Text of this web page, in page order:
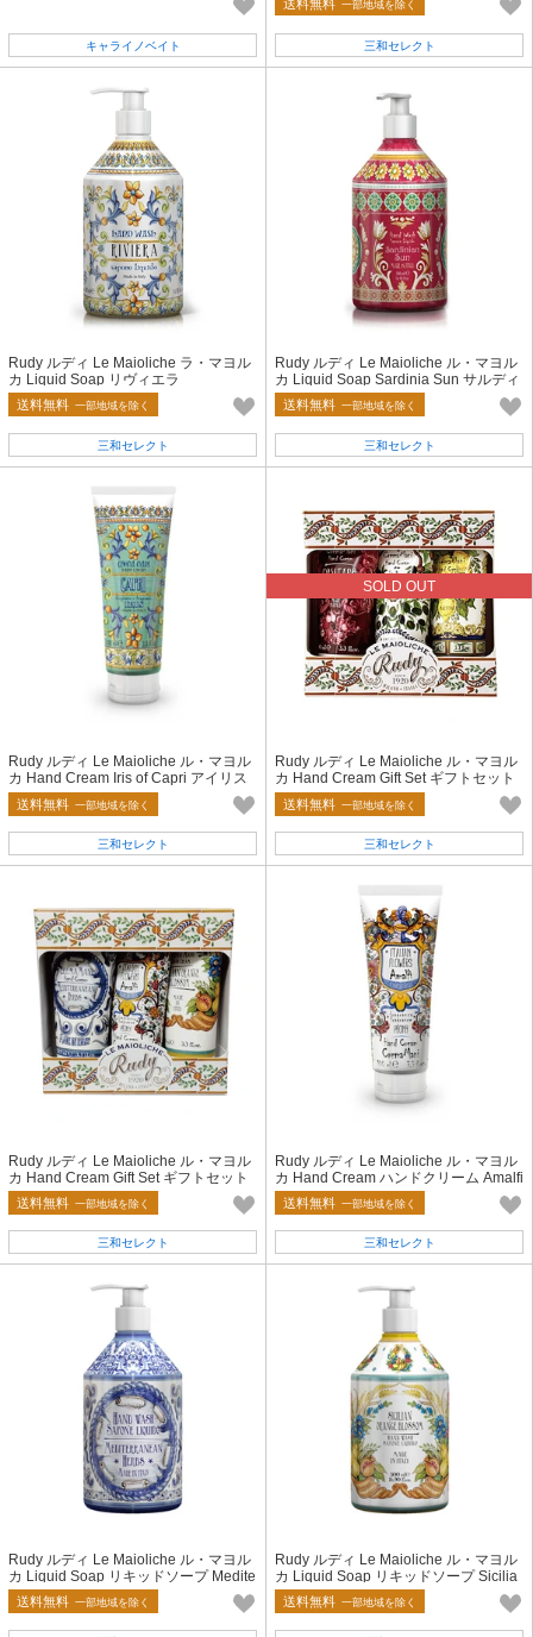
キャライノベイト
送料無料 一部地域を除く
三和セレクト
Rudy ルディ Le Maioliche ラ・マヨル
カ Liquid Soap リヴィエラ
送料無料 一部地域を除く
三和セレクト
Rudy ルディ Le Maioliche ル・マヨル
カ Liquid Soap Sardinia Sun サルディ
ーニャサン
送料無料 一部地域を除く
三和セレクト
Rudy ルディ Le Maioliche ル・マヨル
カ Hand Cream Iris of Capri アイリス
オブカプリ
送料無料 一部地域を除く
三和セレクト
SOLD OUT
Rudy ルディ Le Maioliche ル・マヨル
カ Hand Cream Gift Set ギフトセット
Fiore フィオーレ
送料無料 一部地域を除く
三和セレクト
Rudy ルディ Le Maioliche ル・マヨル
カ Hand Cream Gift Set ギフトセット
Stella ステラ
送料無料 一部地域を除く
三和セレクト
Rudy ルディ Le Maioliche ル・マヨル
カ Hand Cream ハンドクリーム Amalfi
Peony
送料無料 一部地域を除く
三和セレクト
Rudy ルディ Le Maioliche ル・マヨル
カ Liquid Soap リキッドソープ Medite
rranean Herbs
送料無料 一部地域を除く
Rudy ルディ Le Maioliche ル・マヨル
カ Liquid Soap リキッドソープ Sicilia
n Orange Blossom
送料無料 一部地域を除く